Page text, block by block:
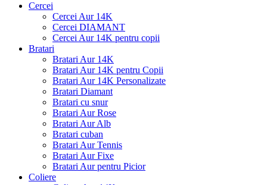
Cercei
Cercei Aur 14K
Cercei DIAMANT
Cercei Aur 14K pentru copii
Bratari
Bratari Aur 14K
Bratari Aur 14K pentru Copii
Bratari Aur 14K Personalizate
Bratari Diamant
Bratari cu snur
Bratari Aur Rose
Bratari Aur Alb
Bratari cuban
Bratari Aur Tennis
Bratari Aur Fixe
Bratari Aur pentru Picior
Coliere